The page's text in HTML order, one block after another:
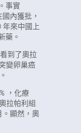
事實
內獲批，
年來中國上
藥。
到了奧拉
變卵巢癌
，化療
拉帕利組
。顯然，奧